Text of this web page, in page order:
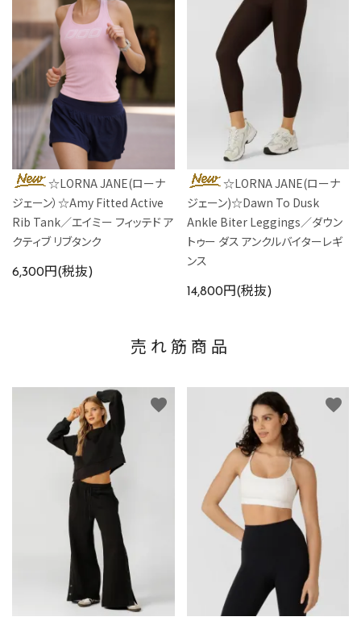
☆LORNA JANE(ローナ
ジェーン）☆Amy Fitted Active
Rib Tank／エイミー フィッテド ア
クティブ リブタンク
6,300円(税抜)
☆LORNA JANE(ローナ
ジェーン)☆Dawn To Dusk
Ankle Biter Leggings／ダウン
トゥー ダス アンクルバイターレギ
ンス
14,800円(税抜)
売れ筋商品
favorite favorite